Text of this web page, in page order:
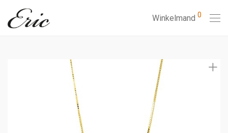
Winkelmand 0